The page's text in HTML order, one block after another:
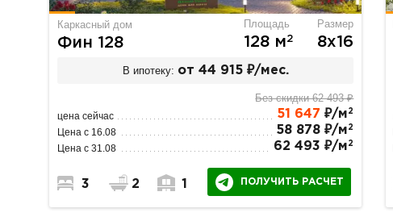
Каркасный дом
Фин 128
Площадь
128 м2
Размер
8х16
В ипотеку: от 44 915 ₽/мес.
Без скидки 62 493 ₽
цена сейчас 51 647 ₽/м 2
Цена с 16.08 58 878 ₽/м 2
Цена с 31.08 62 493 ₽/м 2
3 2 1 ПОЛУЧИТЬ РАСЧЕТ